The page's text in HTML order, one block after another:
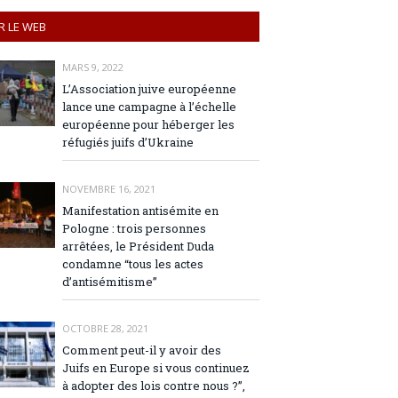
LE WEB
MARS 9, 2022
L’Association juive européenne
lance une campagne à l’échelle
européenne pour héberger les
réfugiés juifs d’Ukraine
NOVEMBRE 16, 2021
Manifestation antisémite en
Pologne : trois personnes
arrêtées, le Président Duda
condamne “tous les actes
d’antisémitisme”
OCTOBRE 28, 2021
Comment peut-il y avoir des
Juifs en Europe si vous continuez
à adopter des lois contre nous ?”,